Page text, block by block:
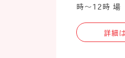
時～12時 場
詳細